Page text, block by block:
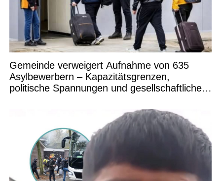
Gemeinde verweigert Aufnahme von 635
Asylbewerbern – Kapazitätsgrenzen,
politische Spannungen und gesellschaftliche